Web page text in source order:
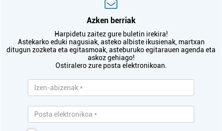
Azken berriak
Harpidetu zaitez gure buletin irekira!
Astekarko eduki nagusiak, asteko albiste ikusienak, martxan
ditugun zozketa eta egitasmoak, asteburuko egitarauen agenda eta
askoz gehiago!
Ostiralero zure posta elektronikoan.